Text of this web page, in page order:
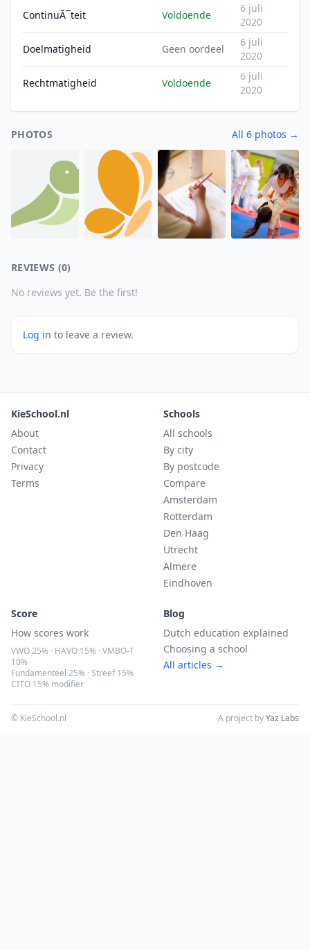
ContinuÃ¯teit Voldoende
6 juli
2020
Doelmatigheid Geen oordeel
6 juli
2020
Rechtmatigheid Voldoende
6 juli
2020
PHOTOS All 6 photos →
REVIEWS (0)
No reviews yet. Be the first!
Log in to leave a review.
KieSchool.nl
About
Contact
Privacy
Terms
Schools
All schools
By city
By postcode
Compare
Amsterdam
Rotterdam
Den Haag
Utrecht
Almere
Eindhoven
Score
How scores work
VWO 25% · HAVO 15% · VMBO-T
10%
Fundamenteel 25% · Streef 15%
CITO 15% modifier
Blog
Dutch education explained
Choosing a school
All articles →
© KieSchool.nl A project byYaz Labs